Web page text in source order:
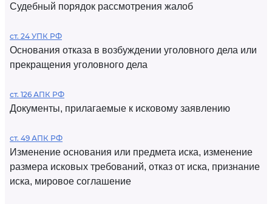
Судебный порядок рассмотрения жалоб
ст. 24 УПК РФ
Основания отказа в возбуждении уголовного дела или
прекращения уголовного дела
ст. 126 АПК РФ
Документы, прилагаемые к исковому заявлению
ст. 49 АПК РФ
Изменение основания или предмета иска, изменение
размера исковых требований, отказ от иска, признание
иска, мировое соглашение